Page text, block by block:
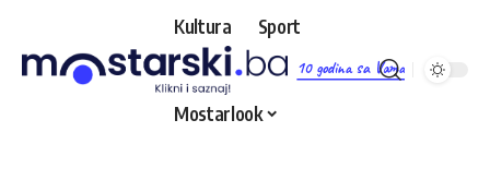
10 godina sa Vama
Kultura Sport
Mostarlook